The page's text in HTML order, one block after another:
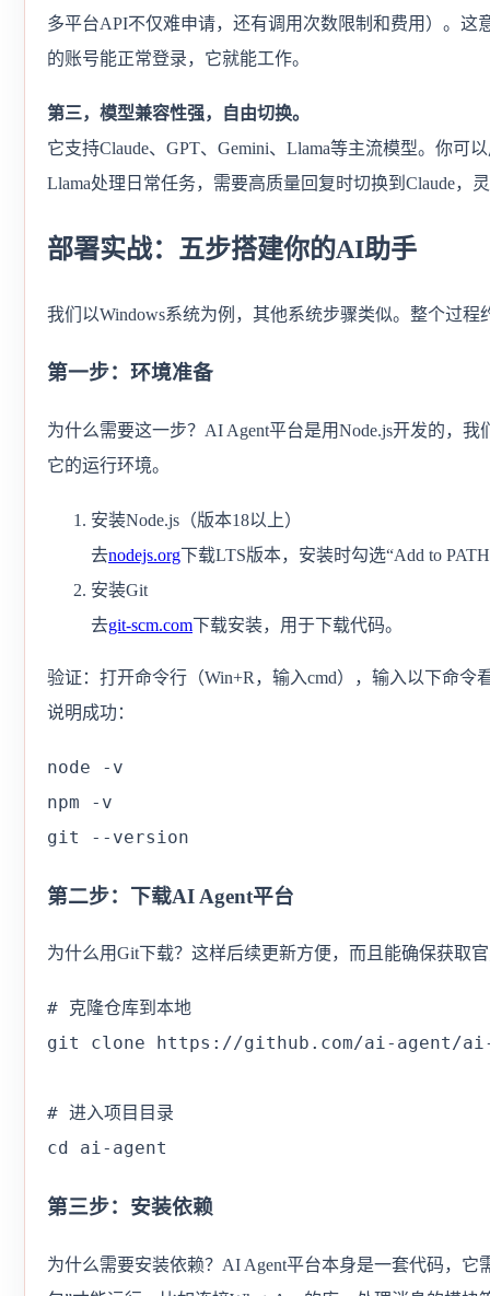
多平台API不仅难申请，还有调用次数限制和费用）。这
的账号能正常登录，它就能工作。
第三，模型兼容性强，自由切换。
它支持Claude、GPT、Gemini、Llama等主流模型。你可
Llama处理日常任务，需要高质量回复时切换到Claude，
部署实战：五步搭建你的AI助手
我们以Windows系统为例，其他系统步骤类似。整个过程
第一步：环境准备
为什么需要这一步？AI Agent平台是用Node.js开发的，我
它的运行环境。
安装Node.js（版本18以上）
去nodejs.org下载LTS版本，安装时勾选“Add to
安装Git
去git-scm.com下载安装，用于下载代码。
验证：打开命令行（Win+R，输入cmd），输入以下命令
说明成功：
node -v
npm -v
git --version
第二步：下载AI Agent平台
为什么用Git下载？这样后续更新方便，而且能确保获取
# 克隆仓库到本地
git clone https://github.com/ai-agent/
# 进入项目目录
cd ai-agent
第三步：安装依赖
为什么需要安装依赖？AI Agent平台本身是一套代码，它